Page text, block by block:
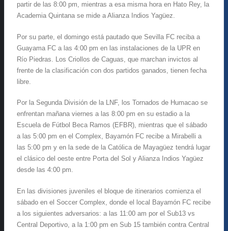
partir de las 8:00 pm, mientras a esa misma hora en Hato Rey, la
Academia Quintana se mide a Alianza Indios Yagüez.
Por su parte, el domingo está pautado que Sevilla FC reciba a
Guayama FC a las 4:00 pm en las instalaciones de la UPR en
Río Piedras. Los Criollos de Caguas, que marchan invictos al
frente de la clasificación con dos partidos ganados, tienen fecha
libre.
Por la Segunda División de la LNF, los Tornados de Humacao se
enfrentan mañana viernes a las 8:00 pm en su estadio a la
Escuela de Fútbol Beca Ramos (EFBR), mientras que el sábado
a las 5:00 pm en el Complex, Bayamón FC recibe a Mirabelli a
las 5:00 pm y en la sede de la Católica de Mayagüez tendrá lugar
el clásico del oeste entre Porta del Sol y Alianza Indios Yagüez
desde las 4:00 pm.
En las divisiones juveniles el bloque de itinerarios comienza el
sábado en el Soccer Complex, donde el local Bayamón FC recibe
a los siguientes adversarios: a las 11:00 am por el Sub13 vs
Central Deportivo, a la 1:00 pm en Sub 15 también contra Central